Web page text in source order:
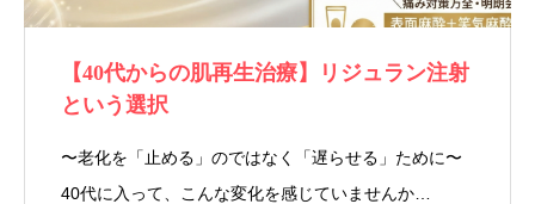
【40代からの肌再生治療】リジュラン注射
という選択
〜老化を「止める」のではなく「遅らせる」ために〜
40代に入って、こんな変化を感じていませんか…